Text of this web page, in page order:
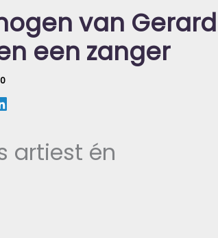
van Gerard
een zanger
artiest én